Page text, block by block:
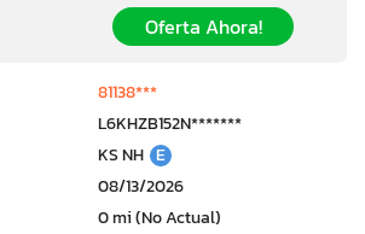
Oferta Ahora!
81138***
L6KHZB152N*******
KS NH E
08/13/2026
0 mi (No Actual)